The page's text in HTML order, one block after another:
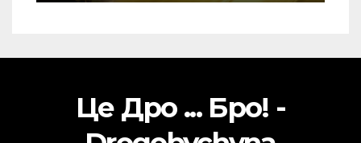
Це Дро ... Бро! -